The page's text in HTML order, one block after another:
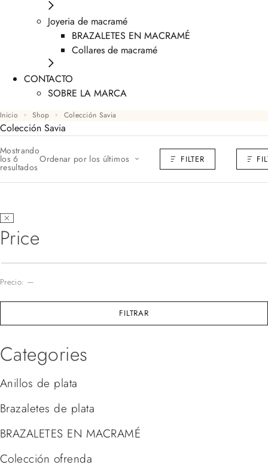
Joyeria de macramé
BRAZALETES EN MACRAMÉ
Collares de macramé
CONTACTO
SOBRE LA MARCA
Inicio Shop Colección Savia
Colección Savia
Mostrando
los 6
resultados
Ordenar por los últimos FILTER
Price
FILTRAR
Precio: —
Categories
Anillos de plata
Brazaletes de plata
BRAZALETES EN MACRAMÉ
Colección ofrenda